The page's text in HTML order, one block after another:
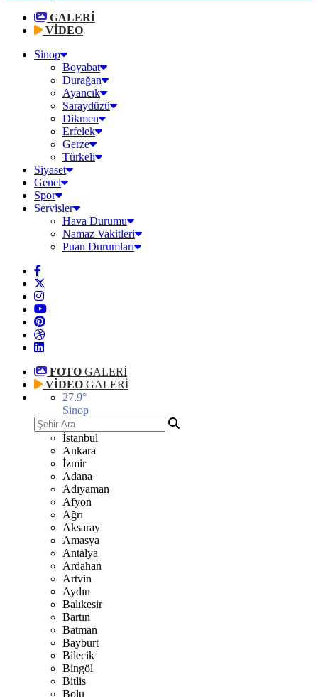
GALERİ
VİDEO
Sinop
Boyabat
Durağan
Ayancık
Saraydüzü
Dikmen
Erfelek
Gerze
Türkeli
Siyaset
Genel
Spor
Servisler
Hava Durumu
Namaz Vakitleri
Puan Durumları
FOTO GALERİ
VİDEO GALERİ
27.9°
Sinop
İstanbul
Ankara
İzmir
Adana
Adıyaman
Afyon
Ağrı
Aksaray
Amasya
Antalya
Ardahan
Artvin
Aydın
Balıkesir
Bartın
Batman
Bayburt
Bilecik
Bingöl
Bitlis
Bolu